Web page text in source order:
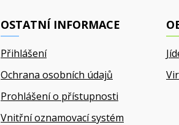
OSTATNÍ INFORMACE
Přihlášení
Ochrana osobních údajů
Prohlášení o přístupnosti
Vnitřní oznamovací systém